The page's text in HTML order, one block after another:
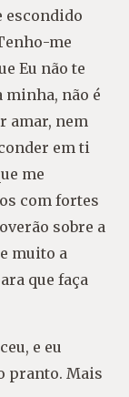
escondido
me
Eu não te
minha, não é
amar, nem
em ti
me
com fortes
sobre a
muito a
que faça
e eu
pranto. Mais